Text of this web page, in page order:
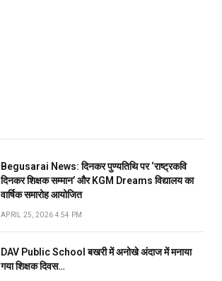
Begusarai News: दिनकर पुण्यतिथि पर ‘राष्ट्रकवि
दिनकर शिक्षक सम्मान’ और KGM Dreams विद्यालय का
वार्षिक समारोह आयोजित
APRIL 25, 2026 4:54 PM
DAV Public School बखरी में अनोखे अंदाज में मनाया
गया शिक्षक दिवस…